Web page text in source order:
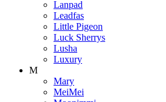
Lanpad
Leadfas
Little Pigeon
Luck Sherrys
Lusha
Luxury
M
Mary
MeiMei